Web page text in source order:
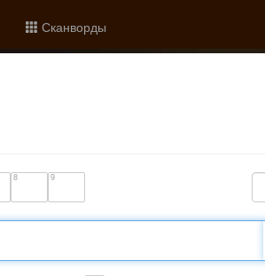
Сканворды
8 9